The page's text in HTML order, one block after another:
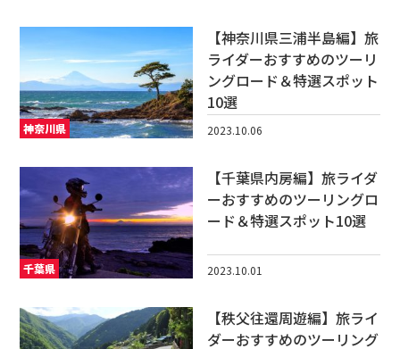
神奈川県
【神奈川県三浦半島編】旅
ライダーおすすめのツーリ
ングロード＆特選スポット
10選
2023.10.06
千葉県
【千葉県内房編】旅ライダ
ーおすすめのツーリングロ
ード＆特選スポット10選
2023.10.01
【秩父往還周遊編】旅ライ
ダーおすすめのツーリング